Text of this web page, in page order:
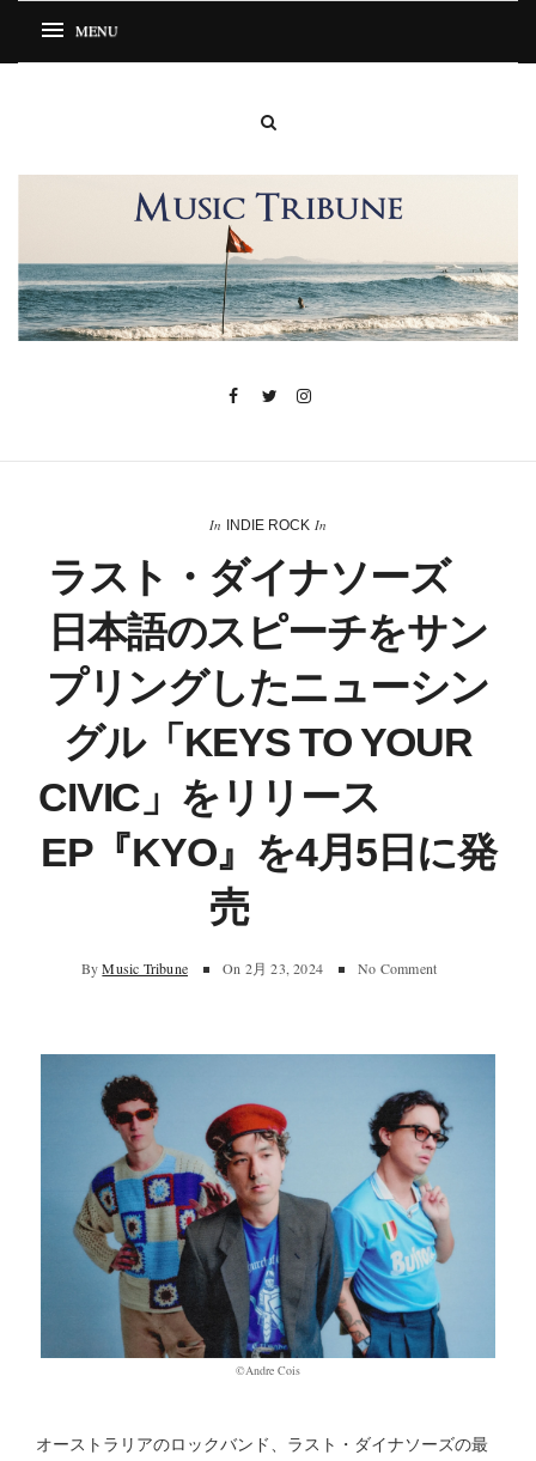
In INDIE ROCK In
ラスト・ダイナソーズ
日本語のスピーチをサン
プリングしたニューシン
グル「KEYS TO YOUR
CIVIC」をリリース
EP『KYO』を4月5日に発
売
By Music Tribune On 2月 23, 2024 No Comment
©︎Andre Cois
オーストラリアのロックバンド、ラスト・ダイナソーズの最